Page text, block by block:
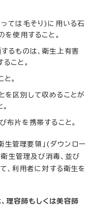
ては毛そり)に用いる石
を使用すること。
るものは、衛生上有害
こと。
。
を区別して収めることが
片を携帯すること。
生管理要領」(ダウンロー
生管理及び消毒、並び
、利用者に対する衛生を
理容師もしくは美容師